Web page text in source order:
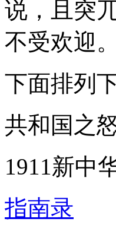
说，且突
不受欢迎。
下面排列
共和国之
1911新中
指南录